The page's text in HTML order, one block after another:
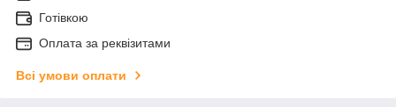
Готівкою
Оплата за реквізитами
Всі умови оплати